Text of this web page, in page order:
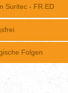
Suritec - FR.ED
Folgen